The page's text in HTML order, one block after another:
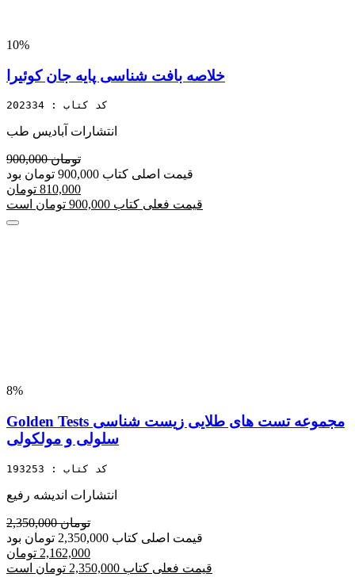
10%
خلاصه بافت شناسی پایه جان کوئیرا
کد کتاب : 202334
انتشارات آبادیس طب
900,000 تومان
قیمت اصلی کتاب 900,000 تومان بود
810,000 تومان
قیمت فعلی کتاب 900,000 تومان است
8%
Golden Tests مجموعه تست های طلایی زیست شناسی
سلولی و مولکولی
کد کتاب : 193253
انتشارات اندیشه رفیع
2,350,000 تومان
قیمت اصلی کتاب 2,350,000 تومان بود
2,162,000 تومان
قیمت فعلی کتاب 2,350,000 تومان است